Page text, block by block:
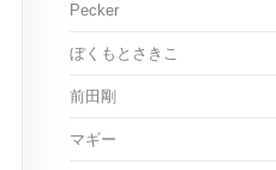
Pecker
ぼくもとさきこ
前田剛
マギー